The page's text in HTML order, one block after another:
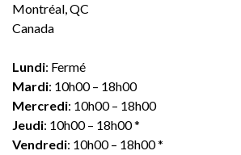
Montréal, QC
Canada
Lundi: Fermé
Mardi: 10h00 – 18h00
Mercredi: 10h00 – 18h00
Jeudi: 10h00 – 18h00 *
Vendredi: 10h00 – 18h00 *